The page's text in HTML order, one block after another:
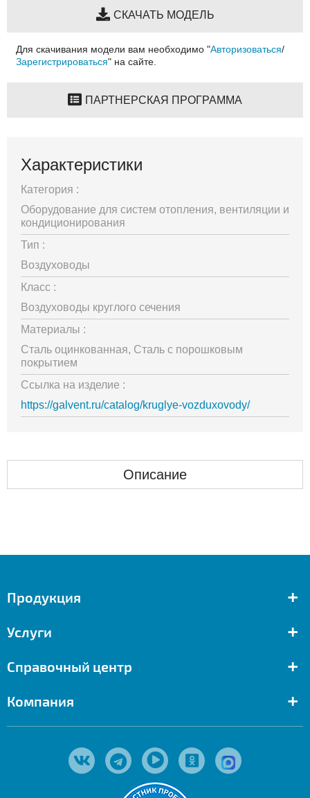
СКАЧАТЬ МОДЕЛЬ
Для скачивания модели вам необходимо "Авторизоваться/
Зарегистрироваться" на сайте.
ПАРТНЕРСКАЯ ПРОГРАММА
Характеристики
Категория :
Оборудование для систем отопления, вентиляции и
кондиционирования
Тип :
Воздуховоды
Класс :
Воздуховоды круглого сечения
Материалы :
Сталь оцинкованная, Сталь с порошковым
покрытием
Ссылка на изделие :
https://galvent.ru/catalog/kruglye-vozduxovody/
Описание
Продукция +
Услуги +
Справочный центр +
Компания +